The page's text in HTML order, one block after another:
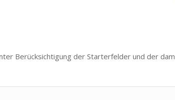
Berücksichtigung der Starterfelder und der